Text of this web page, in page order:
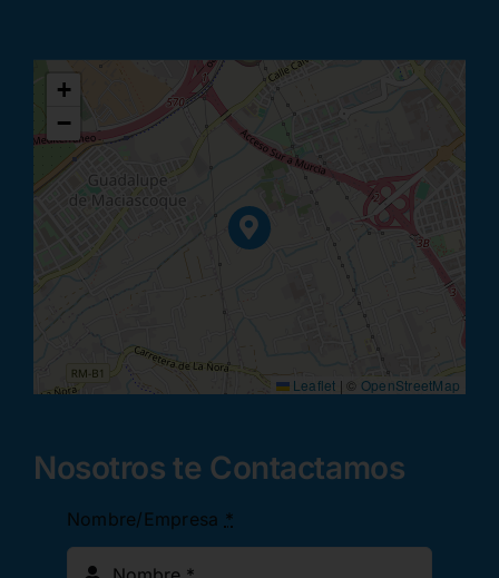
+
−
Leaflet | © OpenStreetMap
Nosotros te Contactamos
Nombre/Empresa *